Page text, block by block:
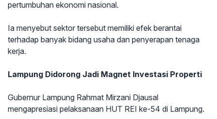
pertumbuhan ekonomi nasional.
Ia menyebut sektor tersebut memiliki efek berantai
terhadap banyak bidang usaha dan penyerapan tenaga
kerja.
Lampung Didorong Jadi Magnet Investasi Properti
Gubernur Lampung Rahmat Mirzani Djausal
mengapresiasi pelaksanaan HUT REI ke-54 di Lampung.